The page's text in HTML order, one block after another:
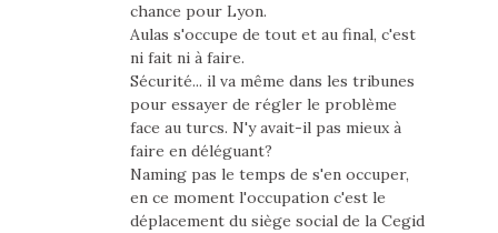
chance pour Lyon.
Aulas s'occupe de tout et au final, c'est
ni fait ni à faire.
Sécurité... il va même dans les tribunes
pour essayer de régler le problème
face au turcs. N'y avait-il pas mieux à
faire en déléguant?
Naming pas le temps de s'en occuper,
en ce moment l'occupation c'est le
déplacement du siège social de la Cegid